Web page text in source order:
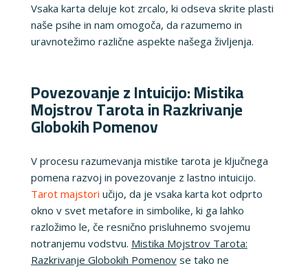
Vsaka karta deluje kot zrcalo, ki odseva skrite plasti
naše psihe in nam omogoča, da razumemo in
uravnotežimo različne aspekte našega življenja.
Povezovanje z Intuicijo: Mistika
Mojstrov Tarota in Razkrivanje
Globokih Pomenov
V procesu razumevanja mistike tarota je ključnega
pomena razvoj in povezovanje z lastno intuicijo.
Tarot majstori učijo, da je vsaka karta kot odprto
okno v svet metafore in simbolike, ki ga lahko
razložimo le, če resnično prisluhnemo svojemu
notranjemu vodstvu. Mistika Mojstrov Tarota:
Razkrivanje Globokih Pomenovse tako ne